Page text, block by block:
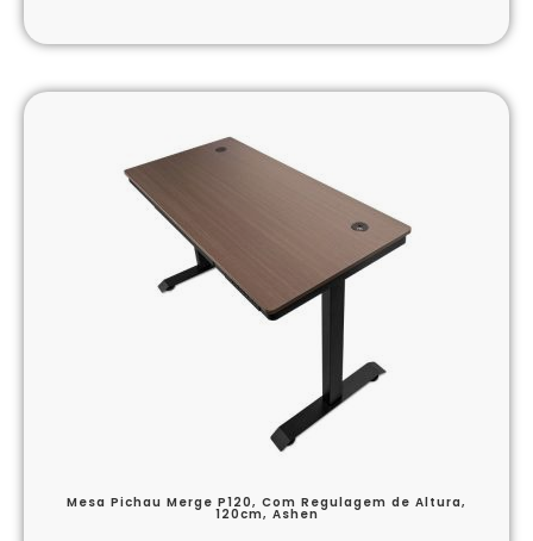
Mesa Pichau Merge P120, Com Regulagem de Altura,
120cm, Ashen